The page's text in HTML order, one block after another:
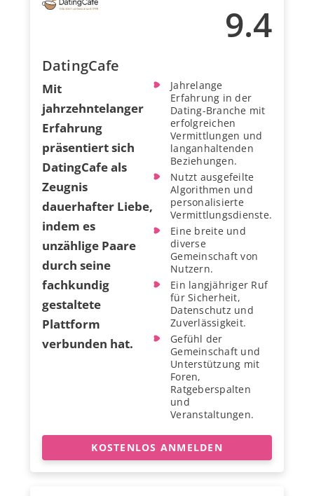
9.4
DatingCafe
Mit
jahrzehntelanger
Erfahrung
präsentiert sich
DatingCafe als
Zeugnis
dauerhafter Liebe,
indem es
unzählige Paare
durch seine
fachkundig
gestaltete
Plattform
verbunden hat.
Jahrelange
Erfahrung in der
Dating-Branche mit
erfolgreichen
Vermittlungen und
langanhaltenden
Beziehungen.
Nutzt ausgefeilte
Algorithmen und
personalisierte
Vermittlungsdienste.
Eine breite und
diverse
Gemeinschaft von
Nutzern.
Ein langjähriger Ruf
für Sicherheit,
Datenschutz und
Zuverlässigkeit.
Gefühl der
Gemeinschaft und
Unterstützung mit
Foren,
Ratgeberspalten
und
Veranstaltungen.
KOSTENLOS ANMELDEN